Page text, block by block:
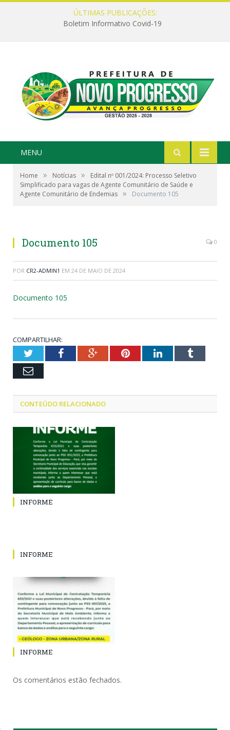
ÚLTIMAS PUBLICAÇÕES:
Boletim Informativo Covid-19
MENU
Home » Notícias »
Edital nº 001/2024: Processo Seletivo
Simplificado para vagas de Agente Comunitário de Saúde e
Agente Comunitário de Endemias » Documento 105
Documento 105 0
POR CR2-ADMIN1 EM 24 DE MAIO DE 2024
Documento 105
COMPARTILHAR:
TwitterFacebookGoogle+PinterestLinkedInTumblr
Email
CONTEÚDO RELACIONADO
INFORME
INFORME
INFORME
Os comentários estão fechados.